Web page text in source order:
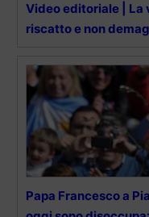
Video editoriale | La
riscatto e non
Papa Francesco a